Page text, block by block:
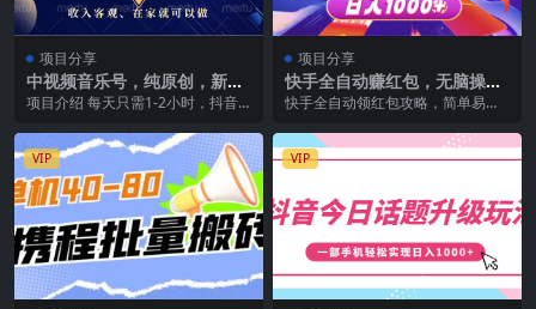
项目分享
中视频音乐号，纯原创，新手
小白都可以
项目介绍 每天只需1-2小时，抖音
轻松操作，月入可...
项目分享
快手全自动赚红包，无脑操
作，收益稳定，日入1000+
快手全自动领红包攻略，简单易操
收益！这个项目超...
VIP VIP